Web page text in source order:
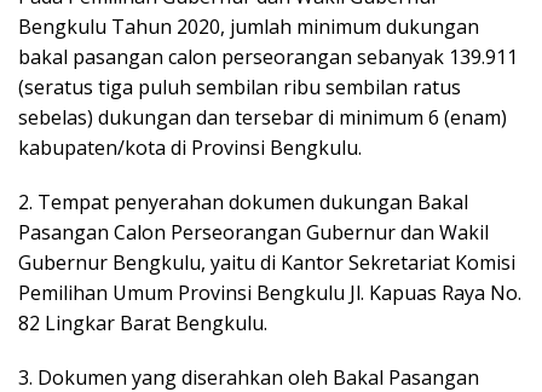
Bengkulu Tahun 2020, jumlah minimum dukungan
bakal pasangan calon perseorangan sebanyak 139.911
(seratus tiga puluh sembilan ribu sembilan ratus
sebelas) dukungan dan tersebar di minimum 6 (enam)
kabupaten/kota di Provinsi Bengkulu.
2. Tempat penyerahan dokumen dukungan Bakal
Pasangan Calon Perseorangan Gubernur dan Wakil
Gubernur Bengkulu, yaitu di Kantor Sekretariat Komisi
Pemilihan Umum Provinsi Bengkulu Jl. Kapuas Raya No.
82 Lingkar Barat Bengkulu.
3. Dokumen yang diserahkan oleh Bakal Pasangan